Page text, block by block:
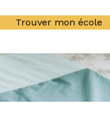
Trouver mon école